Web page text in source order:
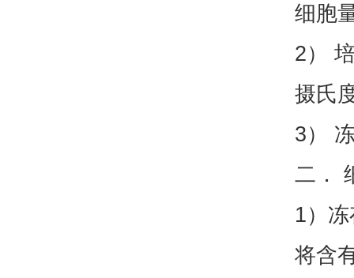
细胞
2）
摄氏
3）
二．
1）
将含